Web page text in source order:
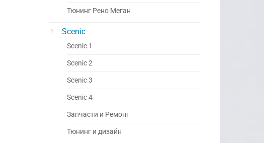
Тюнинг Рено Меган
Scenic
Scenic 1
Scenic 2
Scenic 3
Scenic 4
Запчасти и Ремонт
Тюнинг и дизайн